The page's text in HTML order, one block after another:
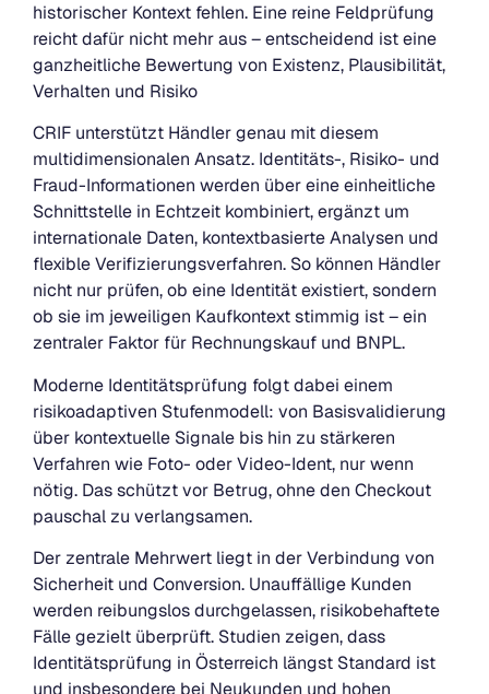
historischer Kontext fehlen. Eine reine Feldprüfung
reicht dafür nicht mehr aus – entscheidend ist eine
ganzheitliche Bewertung von Existenz, Plausibilität,
Verhalten und Risiko
CRIF unterstützt Händler genau mit diesem
multidimensionalen Ansatz. Identitäts-, Risiko- und
Fraud-Informationen werden über eine einheitliche
Schnittstelle in Echtzeit kombiniert, ergänzt um
internationale Daten, kontextbasierte Analysen und
flexible Verifizierungsverfahren. So können Händler
nicht nur prüfen, ob eine Identität existiert, sondern
ob sie im jeweiligen Kaufkontext stimmig ist – ein
zentraler Faktor für Rechnungskauf und BNPL.
Moderne Identitätsprüfung folgt dabei einem
risikoadaptiven Stufenmodell: von Basisvalidierung
über kontextuelle Signale bis hin zu stärkeren
Verfahren wie Foto- oder Video-Ident, nur wenn
nötig. Das schützt vor Betrug, ohne den Checkout
pauschal zu verlangsamen.
Der zentrale Mehrwert liegt in der Verbindung von
Sicherheit und Conversion. Unauffällige Kunden
werden reibungslos durchgelassen, risikobehaftete
Fälle gezielt überprüft. Studien zeigen, dass
Identitätsprüfung in Österreich längst Standard ist
und insbesondere bei Neukunden und hohen